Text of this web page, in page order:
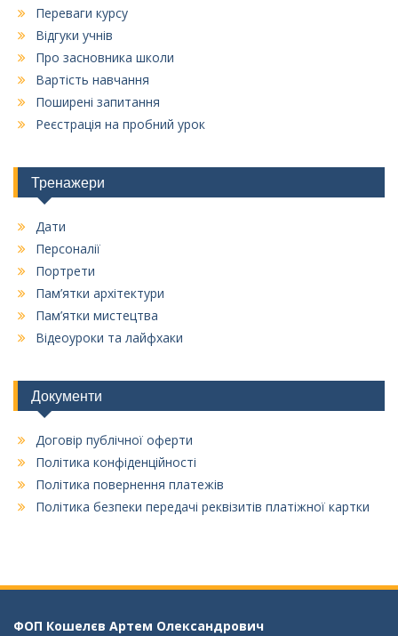
Переваги курсу
Відгуки учнів
Про засновника школи
Вартість навчання
Поширені запитання
Реєстрація на пробний урок
Тренажери
Дати
Персоналії
Портрети
Пам’ятки архітектури
Пам’ятки мистецтва
Відеоуроки та лайфхаки
Документи
Договір публічної оферти
Політика конфіденційності
Політика повернення платежів
Політика безпеки передачі реквізитів платіжної картки
ФОП Кошелєв Aртем Олександрович